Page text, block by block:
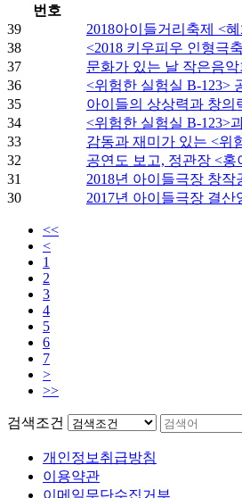
번호
39
2018아이들거리축제 <
38
<2018 키우피우 인형극
37
문화가 있는 날 작은음
36
<위험한 실험실 B-123>
35
아이들의 상상력과 창의
34
<위험한 실험실 B-123>
33
감동과 재미가 있는 <위
32
공연도 보고, 정관장 <
31
2018년 아이들극장 창
30
2017년 아이들극장 결
<<
<
1
2
3
4
5
6
7
>
>>
검색조건
개인정보취급방침
이용약관
이메일무단수집거부